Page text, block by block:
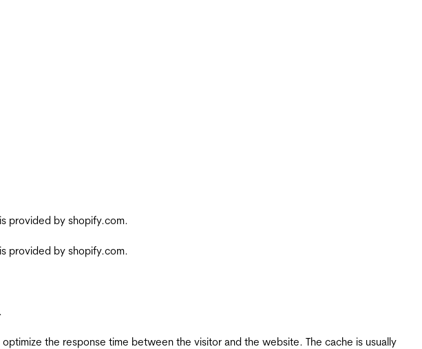
provided by shopify.com.
provided by shopify.com.
the response time between the visitor and the website. The cache is usually